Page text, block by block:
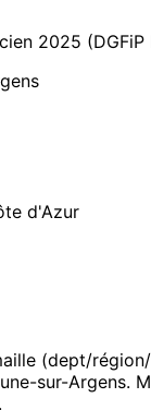
2025 (DGFiP
d'Azur
(dept/
sur-Argens.